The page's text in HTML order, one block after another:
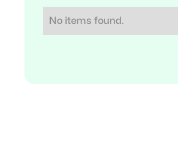
No items found.